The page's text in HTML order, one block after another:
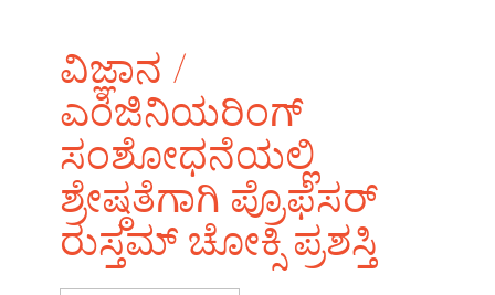
ವಿಜ್ಞಾನ /
ಎಂಜಿನಿಯರಿಂಗ್
ಸಂಶೋಧನೆಯಲ್ಲಿ
ಶ್ರೇಷ್ಠತೆಗಾಗಿ ಪ್ರೊಫೆಸರ್
ರುಸ್ತಮ್ ಚೋಕ್ಸಿ ಪ್ರಶಸ್ತಿ